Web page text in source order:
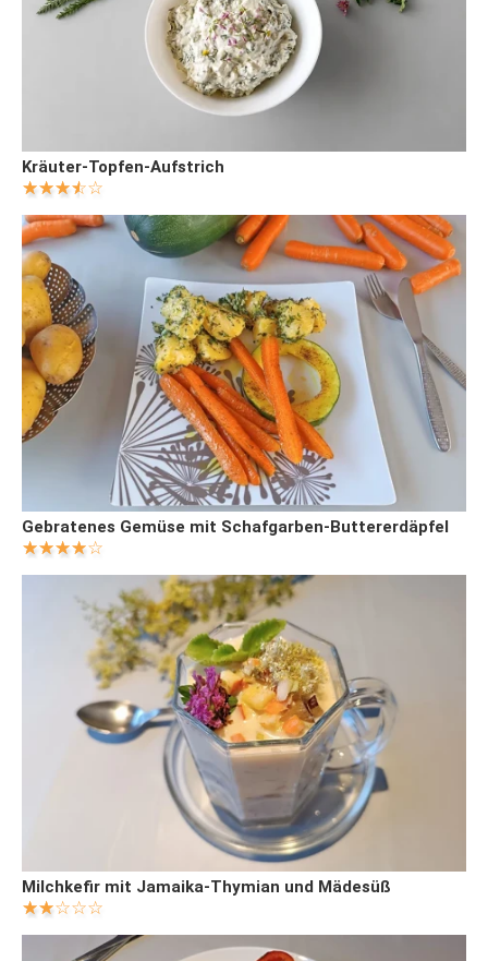
Kräuter-Topfen-Aufstrich
Gebratenes Gemüse mit Schafgarben-Buttererdäpfel
Milchkefir mit Jamaika-Thymian und Mädesüß